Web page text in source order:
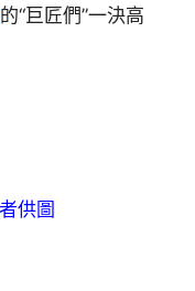
的“巨匠們”一決高
供圖